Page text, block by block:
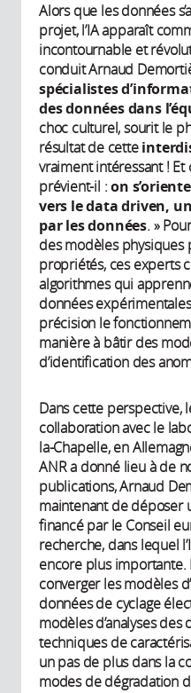
Alors que les données
projet, l’IA apparaît
incontournable et
conduit Arnaud
spécialistes
des données dans
choc culturel, sourit le
résultat de cette
vraiment intéressant ! Et
prévient-il :on
vers le data driven,
par les données. »
des modèles physiques
propriétés, ces experts
algorithmes qui
données
précision le
manière à bâtir des
d’identification des
Dans cette perspective,
collaboration avec le
la-Chapelle, en
ANR a donné lieu à de
publications, Arnaud
maintenant de déposer
financé par le Conseil
recherche, dans lequel
encore plus importante.
converger les modèles
données de cyclage
modèles d’analyses des
techniques de
un pas de plus dans la
modes de dégradation